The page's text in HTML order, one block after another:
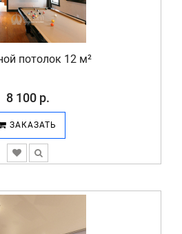
потолок 12 м²
8 100 р.
ЗАКАЗАТЬ